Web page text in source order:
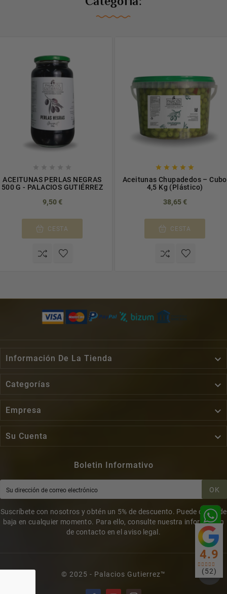
ACEITUNAS PERLAS NEGRAS
500 G - PALACIOS GUTIÉRREZ
9,50 €
CESTA
    
Aceitunas Chupadedos – Cubo
4,5 Kg (Plástico)
38,65 €
CESTA
Información De La Tienda 
Categorías 
Empresa 
Su Cuenta 
Boletin Informativo
OK
Suscríbete con nosotros y obtén un 5% de descuento. Puede darse de
baja en cualquier momento. Para ello, consulte nuestra información
de contacto en el aviso legal.
© 2025 - Palacios Gutierrez™
4.9
(52)